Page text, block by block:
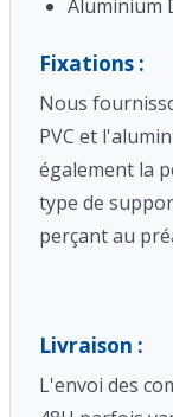
Aluminium
Fixations :
Nous
PVC et
également la
type de
perçant au
Livraison :
L'envoi des